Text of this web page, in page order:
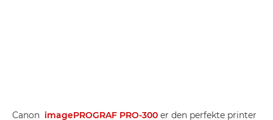
Canon imagePROGRAF PRO-300 er den perfekte printer